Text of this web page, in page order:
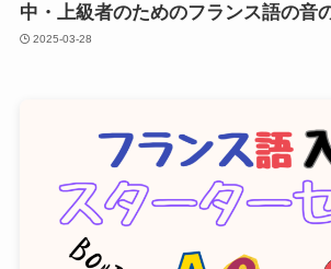
中・上級者のためのフランス語の音
2025-03-28